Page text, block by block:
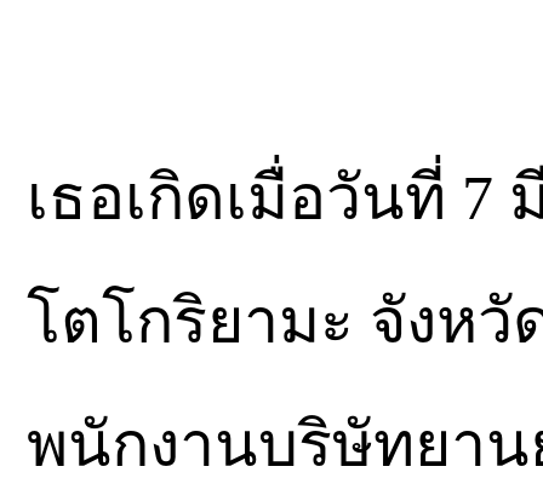
เธอเกิดเมื่อวันที่
โตโกริยามะ จังหวั
พนักงานบริษัทยา